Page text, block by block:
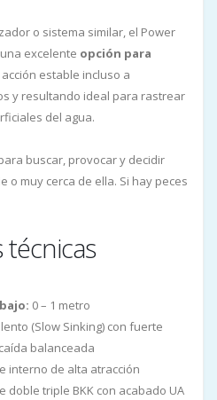
o sistema similar, el Power
excelente opción para
estable incluso a
y resultando ideal para rastrear
del agua.
buscar, provocar y decidir
o muy cerca de ella. Si hay peces
técnicas
0 – 1 metro
(Slow Sinking) con fuerte
balanceada
interno de alta atracción
doble triple BKK con acabado UA